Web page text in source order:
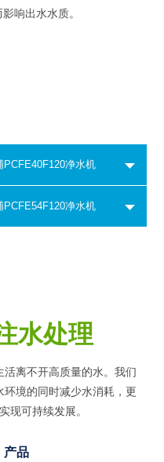
响出水水质。
PCFE40F120净水机
PCFE54F120净水机
水处理
离不开高质量的水。我们
环境的同时减少水消耗，更
现可持续发展。
产品